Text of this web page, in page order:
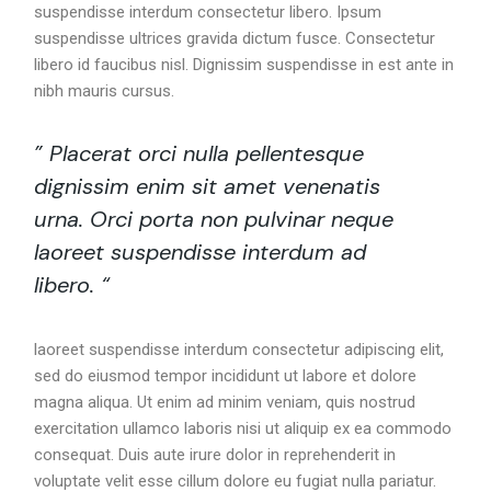
suspendisse interdum consectetur libero. Ipsum
suspendisse ultrices gravida dictum fusce. Consectetur
libero id faucibus nisl. Dignissim suspendisse in est ante in
nibh mauris cursus.
” Placerat orci nulla pellentesque
dignissim enim sit amet venenatis
urna. Orci porta non pulvinar neque
laoreet suspendisse interdum ad
libero. “
laoreet suspendisse interdum consectetur adipiscing elit,
sed do eiusmod tempor incididunt ut labore et dolore
magna aliqua. Ut enim ad minim veniam, quis nostrud
exercitation ullamco laboris nisi ut aliquip ex ea commodo
consequat. Duis aute irure dolor in reprehenderit in
voluptate velit esse cillum dolore eu fugiat nulla pariatur.